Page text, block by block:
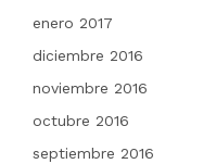
enero 2017
diciembre 2016
noviembre 2016
octubre 2016
septiembre 2016